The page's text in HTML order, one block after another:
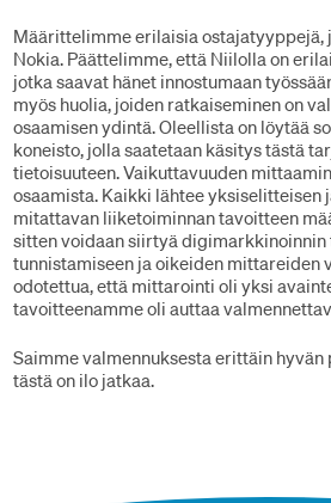
Määrittelimme erilaisia ostajatyyppejä,
Nokia. Päättelimme, että Niilolla on
jotka saavat hänet innostumaan
myös huolia, joiden ratkaiseminen on
osaamisen ydintä. Oleellista on löytää
koneisto, jolla saatetaan käsitys tästä
tietoisuuteen. Vaikuttavuuden
osaamista. Kaikki lähtee yksiselitteisen
mitattavan liiketoiminnan tavoitteen
sitten voidaan siirtyä
tunnistamiseen ja oikeiden mittareiden
odotettua, että mittarointi oli yksi
tavoitteenamme oli auttaa
Saimme valmennuksesta erittäin hyvän
tästä on ilo jatkaa.